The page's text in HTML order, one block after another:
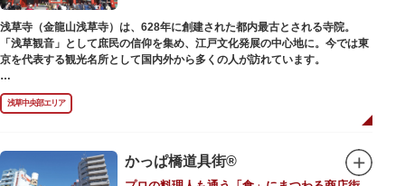
過ごしください。
浅草寺（金龍山浅草寺）は、628年に創建された都内最古とされる寺院。
「浅草観音」として庶民の信仰を集め、江戸文化発展の中心地に。今では東
京を代表する観光名所として国内外から多くの人が訪れています。
浅草の象徴とも言える「雷門（風雷神門）」は、高さ3.9mの大提灯と風神雷
神像が安置された浅草寺の総門。本堂前には2体の仁王尊像が並ぶ山門「宝
蔵門」が建ち、参拝客を堂々と迎えてくれます。本堂前には、邪気を払うご
身を清めましょう。「観音堂」とも呼ばれる本堂にはご本尊の聖観世音菩薩
が祀られており、毎日定時に法要が執り行われています。
浅草中央部エリア
かっぱ橋道具街®